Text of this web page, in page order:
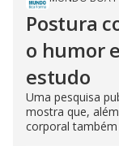
Postura
o humor
estudo
Uma pesquisa
mostra que,
corporal também